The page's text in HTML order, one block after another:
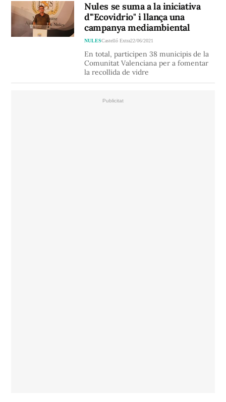
Nules se suma a la iniciativa
d'"Ecovidrio" i llança una
campanya mediambiental
NULESCastelló Extra22/06/2021
En total, participen 38 municipis de la
Comunitat Valenciana per a fomentar
la recollida de vidre